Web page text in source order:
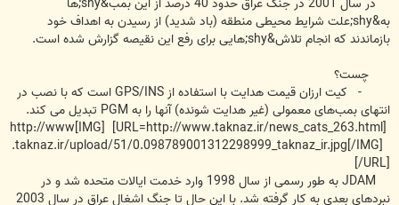
به&shy;علت شرایط محیطی منطقه (باد شدید) از رسیدن به اهداف خود
بازماندند که انجام تلاش&shy;هایی برای رفع این نقیصه گزارش شده است.
چست؟
- کیت ارزان قیمت هدایت با استفاده از GPS/INS است که با نصب در
انتهای بمب‌های معمولی (غیر هدایت شونده) آنها را به PGM تبدیل می کند.
[URL=http://www.taknaz.ir/news_cats_263.html] [IMG]http://www
.taknaz.ir/upload/51/0.098789001312298999_taknaz_ir.jpg[/IMG]
[/URL]
JDAM به طور رسمی از سال 1998 وارد خدمت ایالات متحده شد و در
نبرد‌های بعدی به کار گرفته شد. با این حال تا جنگ اشغال عراق در سال 2003